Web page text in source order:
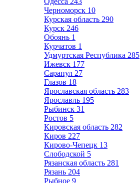
Черноморск 10
Курская область 290
Курск 246
Обоянь 1
Курчатов 1
Удмуртская Республика 285
Ижевск 177
Сарапул 27
Глазов 18
Ярославская область 283
Ярославль 195
Рыбинск 31
Ростов 5
Кировская область 282
Киров 227
Кирово-Чепецк 13
Слободской 5
Рязанская область 281
Рязань 204
Рыбное 9